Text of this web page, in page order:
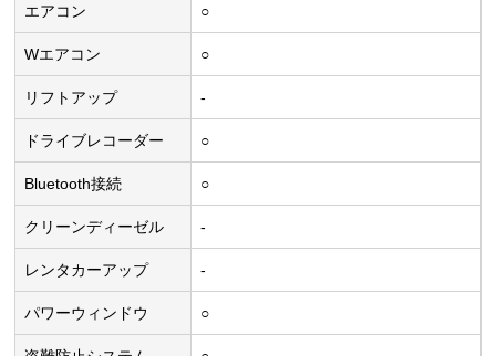
エアコン ○
Wエアコン ○
リフトアップ -
ドライブレコーダー ○
Bluetooth接続 ○
クリーンディーゼル -
レンタカーアップ -
パワーウィンドウ ○